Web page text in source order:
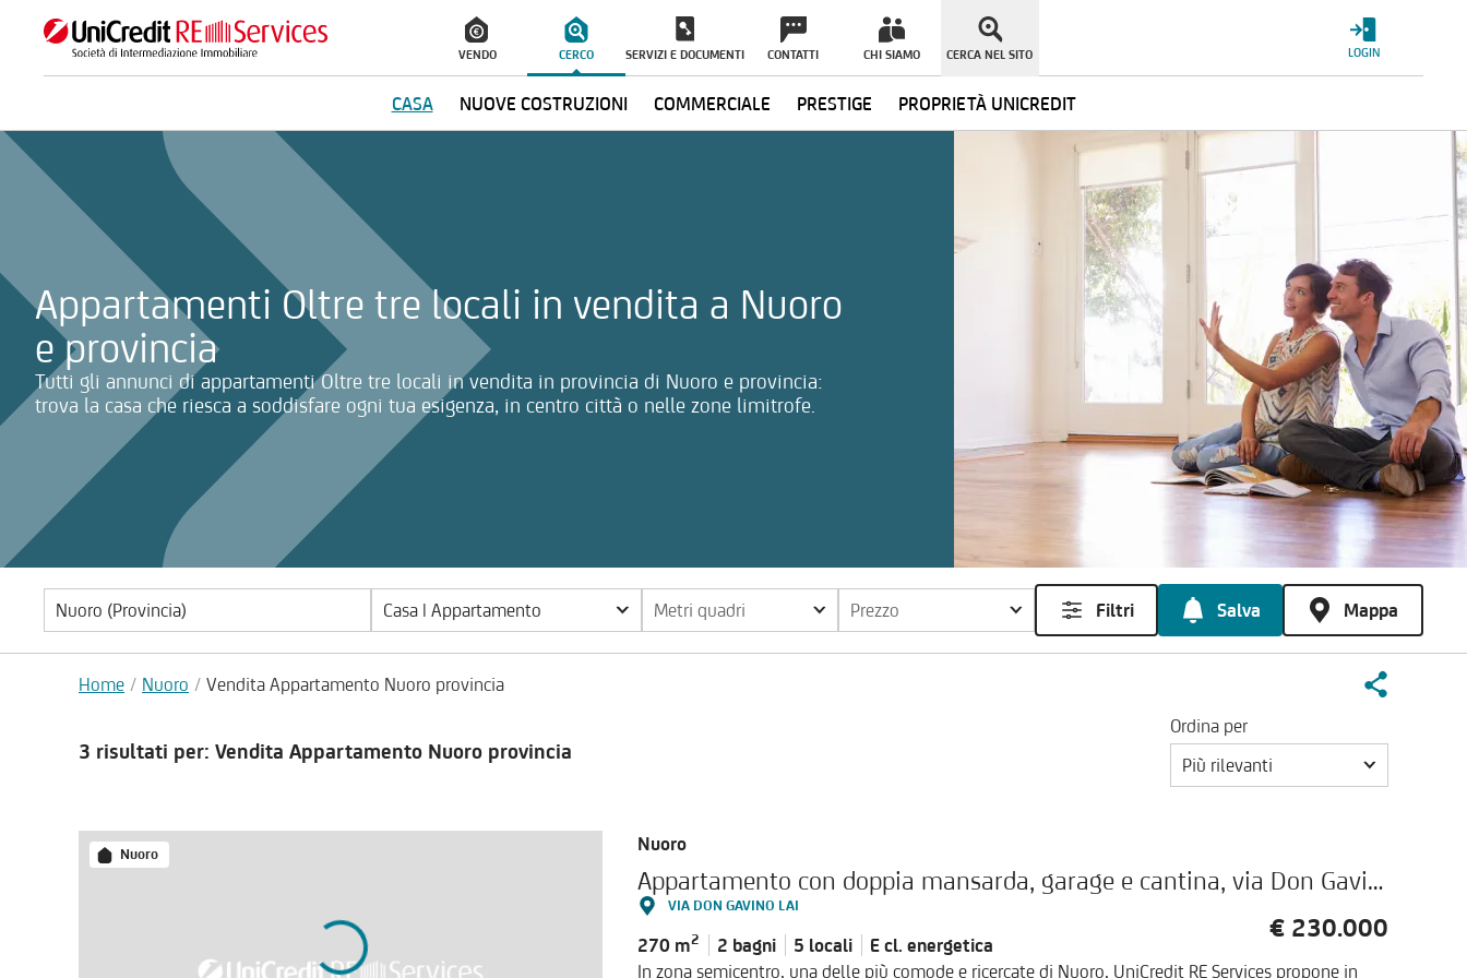
VENDO CERCO
CASA NUOVE COSTRUZIONI COMMERCIALE PRESTIGE PROPRIETÀ UNICREDIT
SERVIZI E DOCUMENTI CONTATTI CHI SIAMO CERCA NEL SITO LOGIN
Appartamenti Oltre tre locali in vendita a Nuoro
e provincia
Tutti gli annunci di appartamenti Oltre tre locali in vendita in provincia di Nuoro e provincia:
trova la casa che riesca a soddisfare ogni tua esigenza, in centro città o nelle zone limitrofe.
La ricerca verrà inviata automaticamente alla selezione delle informazioni
Casa | Appartamento Metri quadri Prezzo Filtri Salva Mappa
Home Nuoro Vendita Appartamento Nuoro provincia
3 risultati per: Vendita Appartamento Nuoro provincia
Ordina per
Più rilevanti
Nuoro Nuoro
Appartamento con doppia mansarda, garage e cantina, via Don Gavino Lai, Nuoro
VIA DON GAVINO LAI
270 m2 2 bagni 5 locali E cl. energetica
€ 230.000
In zona semicentro, una delle più comode e ricercate di Nuoro, UniCredit RE Services propone in